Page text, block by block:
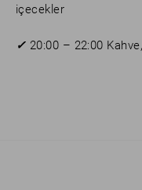
içecekler
✓ 20:00 – 22:00